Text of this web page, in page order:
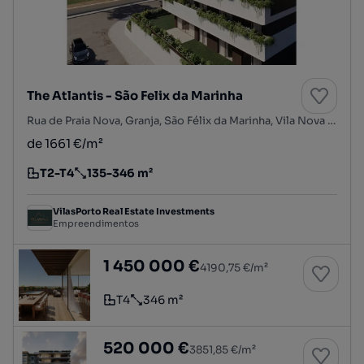
The Atlantis - São Felix da Marinha
Rua de Praia Nova, Granja, São Félix da Marinha, Vila Nova de Gaia, Porto
de 1661 €/m²
Tipologia
T2-T4
Preço por metro quadrado
135-346 m²
VilasPorto Real Estate Investments
Empreendimentos
Penthouse Duplex de luxo T4 Duplex Frente
1 450 000 €4190,75 €/m²
Tipologia
T4
Preço por metro quadrado
346 m²
Apartamento de luxo T2 Frente Mar Novo -
520 000 €3851,85 €/m²